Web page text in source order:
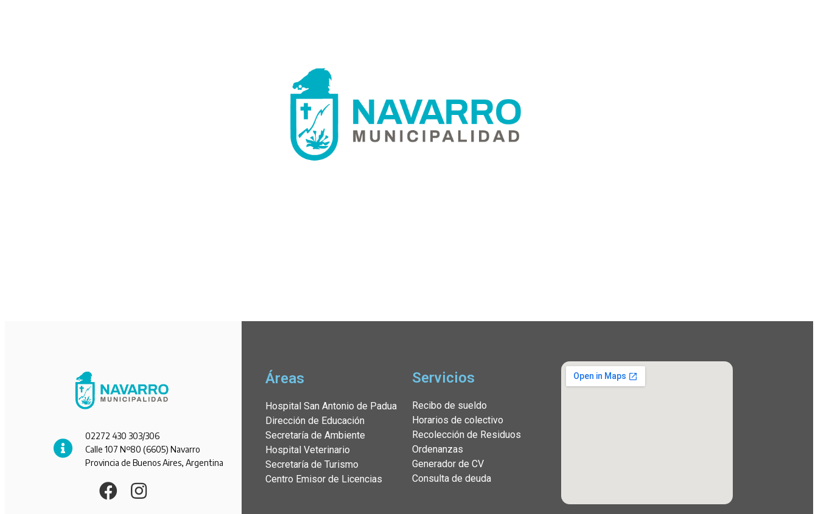
02272 430 303/306
Calle 107 Nº80 (6605) Navarro
Provincia de Buenos Aires, Argentina
Áreas
Hospital San Antonio de Padua
Dirección de Educación
Secretaría de Ambiente
Hospital Veterinario
Secretaría de Turismo
Centro Emisor de Licencias
Servicios
Recibo de sueldo
Horarios de colectivo
Recolección de Residuos
Ordenanzas
Generador de CV
Consulta de deuda